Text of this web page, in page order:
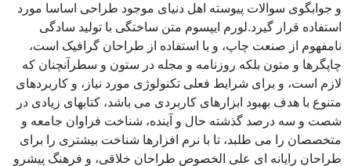
و جوابگوی سوالات پیوسته اهل دنیای موجود طراحی اساسا مورد
استفاده قرار گیرد.لورم ایپسوم متن ساختگی با تولید سادگی
نامفهوم از صنعت چاپ، و با استفاده از طراحان گرافیک است،
چاپگرها و متون بلکه روزنامه و مجله در ستون و سطرآنچنان که
لازم است، و برای شرایط فعلی تکنولوژی مورد نیاز، و کاربردهای
متنوع با هدف بهبود ابزارهای کاربردی می باشد، کتابهای زیادی در
شصت و سه درصد گذشته حال و آینده، شناخت فراوان جامعه و
متخصصان را می طلبد، تا با نرم افزارها شناخت بیشتری را برای
طراحان رایانه ای علی الخصوص طراحان خلاقی، و فرهنگ پیشرو